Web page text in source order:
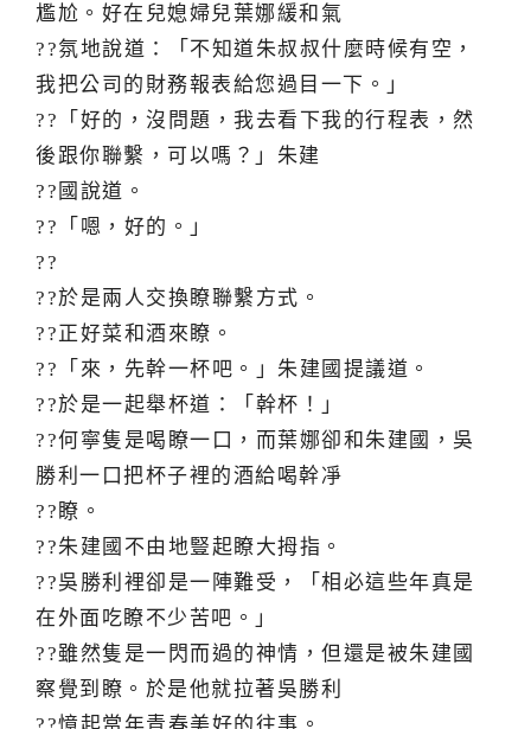
尷尬。好在兒媳婦兒葉娜緩和氣
??氛地說道：「不知道朱叔叔什麼時候有空，
我把公司的財務報表給您過目一下。」
??「好的，沒問題，我去看下我的行程表，然
後跟你聯繫，可以嗎？」朱建
??國說道。
??「嗯，好的。」
??
??於是兩人交換瞭聯繫方式。
??正好菜和酒來瞭。
??「來，先幹一杯吧。」朱建國提議道。
??於是一起舉杯道：「幹杯！」
??何寧隻是喝瞭一口，而葉娜卻和朱建國，吳
勝利一口把杯子裡的酒給喝幹凈
??瞭。
??朱建國不由地豎起瞭大拇指。
??吳勝利裡卻是一陣難受，「相必這些年真是
在外面吃瞭不少苦吧。」
??雖然隻是一閃而過的神情，但還是被朱建國
察覺到瞭。於是他就拉著吳勝利
??憶起當年青春美好的往事。